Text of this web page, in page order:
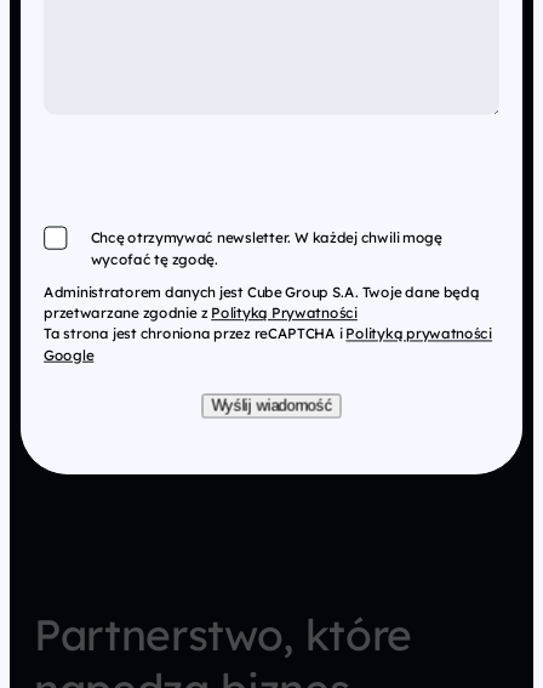
Chcę otrzymywać newsletter. W każdej chwili mogę
wycofać tę zgodę.
Administratorem danych jest Cube Group S.A. Twoje dane będą
przetwarzane zgodnie z Polityką Prywatności
Ta strona jest chroniona przez reCAPTCHA i Polityką prywatności
Google
Wyślij wiadomość
Partnerstwo, które